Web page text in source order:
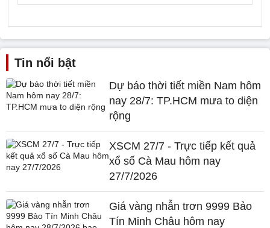
Tin nổi bật
Dự báo thời tiết miền Nam hôm
nay 28/7: TP.HCM mưa to diện
rộng
XSCM 27/7 - Trực tiếp kết quả
xổ số Cà Mau hôm nay
27/7/2026
Giá vàng nhẫn trơn 9999 Bảo
Tín Minh Châu hôm nay